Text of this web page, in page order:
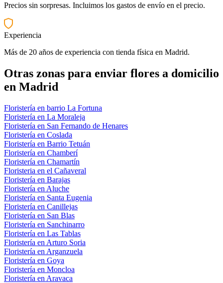
Precios sin sorpresas. Incluimos los gastos de envío en el precio.
Experiencia
Más de 20 años de experiencia con tienda física en Madrid.
Otras zonas para enviar flores a domicilio
en Madrid
Floristería en barrio La Fortuna
Floristería en La Moraleja
Floristería en San Fernando de Henares
Floristería en Coslada
Floristería en Barrio Tetuán
Floristería en Chamberí
Floristería en Chamartín
Floristeria en el Cañaveral
Floristería en Barajas
Floristería en Aluche
Floristería en Santa Eugenia
Floristería en Canillejas
Floristería en San Blas
Floristería en Sanchinarro
Floristería en Las Tablas
Floristería en Arturo Soria
Floristería en Arganzuela
Floristería en Goya
Floristería en Moncloa
Floristería en Aravaca